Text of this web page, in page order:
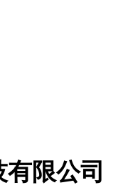
限公司